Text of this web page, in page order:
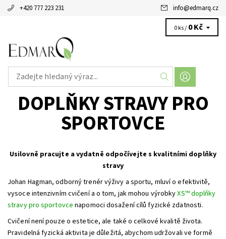
+420 777 223 231 info@edmarq.cz
0 ks / 0 Kč
DOPLŇKY STRAVY PRO
SPORTOVCE
Usilovně pracujte a vydatně odpočívejte s kvalitními doplňky
stravy
Johan Hagman, odborný trenér výživy a sportu, mluví o efektivitě,
vysoce intenzivním cvičení a o tom, jak mohou výrobkyXS™ doplňky
stravy pro sportovce napomoci dosažení cílů fyzické zdatnosti.
Cvičení není pouze o estetice, ale také o celkové kvalitě života.
Pravidelná fyzická aktivita je důležitá, abychom udržovali ve formě